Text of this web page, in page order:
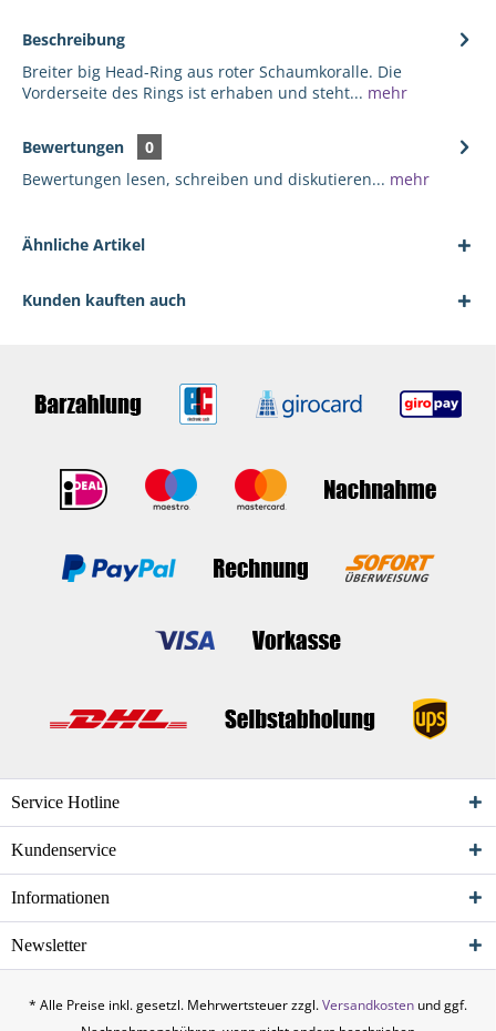
Beschreibung
Breiter big Head-Ring aus roter Schaumkoralle. Die
Vorderseite des Rings ist erhaben und steht... mehr
Bewertungen
0
Bewertungen lesen, schreiben und diskutieren... mehr
Ähnliche Artikel
Kunden kauften auch
Service Hotline
Kundenservice
Informationen
Newsletter
* Alle Preise inkl. gesetzl. Mehrwertsteuer zzgl.Versandkosten und ggf.